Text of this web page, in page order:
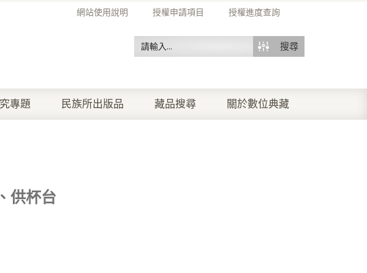
網站使用說明 授權申請項目 授權進度查詢
搜尋
專題 民族所出版品 藏品搜尋 關於數位典藏
供杯台